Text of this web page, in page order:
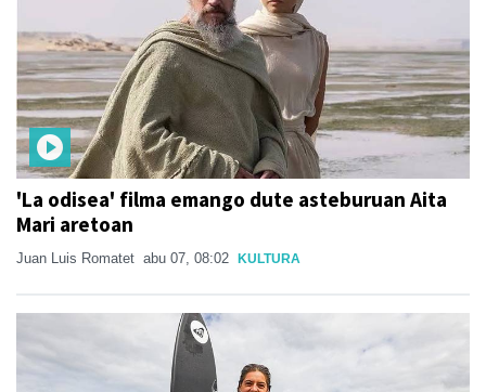
'La odisea' filma emango dute asteburuan Aita
Mari aretoan
Juan Luis Romatet abu 07, 08:02 KULTURA